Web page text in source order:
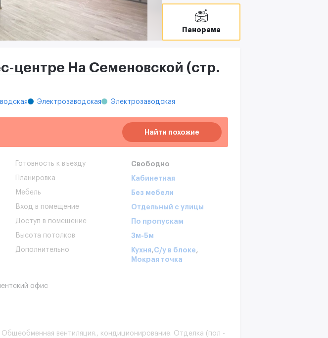
Панорама
центре На Семеновской (стр.
Электрозаводская Электрозаводская
Найти похожие
Готовность к въезду Свободно
Планировка Кабинетная
Мебель Без мебели
Вход в помещение Отдельный с улицы
Доступ в помещение По пропускам
Высота потолков 3м-5м
Дополнительно Кухня ,С/у в блоке ,
Мокрая точка
офис
вентиляция., кондиционирование. Отделка (пол -